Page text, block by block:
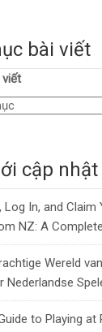
bài viết
viết
cập nhật
Log In, and
NZ: A
Wereld
Nederlandse
to Playing at